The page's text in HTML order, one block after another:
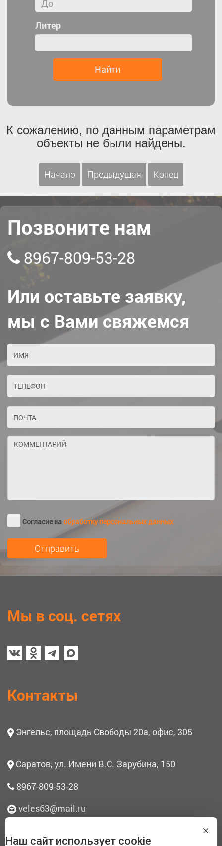
Литер
К сожалению, по данным параметрам
объекты не были найдены.
Начало Предыдущая Конец
Позвоните нам
8967-809-53-28
Или оставьте заявку,
мы с Вами свяжемся
Согласие наобработку персональных данных
Мы в соц. сетях
Контакты
Энгельс, площадь Свободы 20а, офис, 305
Саратов, ул. Имени В.С. Зарубина, 150
8967-809-53-28
veles63@mail.ru
Наш сайт использует cookie